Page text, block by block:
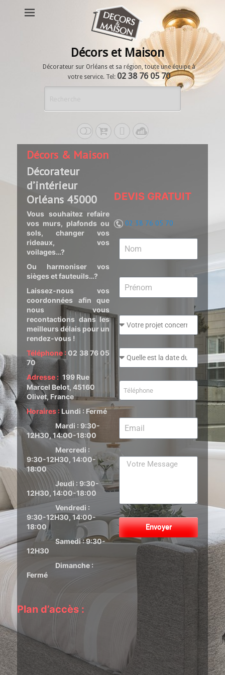
Décors et Maison
Décorateur sur Orléans et sa région, toute une équipe à
votre service. Tel: 02 38 76 05 70
Décors & Maison
Décorateur
d’intérieur
Orléans 45000
Vous souhaitez refaire
vos murs, plafonds ou
sols, changer vos
rideaux, vos
voilages…?
Ou harmoniser vos
sièges et fauteuils…?
Laissez-nous vos
coordonnées afin que
nous vous
recontactions dans les
meilleurs délais pour un
rendez-vous !
Téléphone :02 38 76 05
70
Adresse : 199 Rue
Marcel Belot, 45160
Olivet, France
Horaires :Lundi : Fermé
Mardi : 9:30-
12H30, 14:00-18:00
Mercredi :
9:30-12H30, 14:00-
18:00
Jeudi : 9:30-
12H30, 14:00-18:00
Vendredi :
9:30-12H30, 14:00-
18:00
Samedi : 9:30-
12H30
Dimanche :
Fermé
DEVIS GRATUIT
02 38 76 05 70
Envoyer
Plan d’accès :